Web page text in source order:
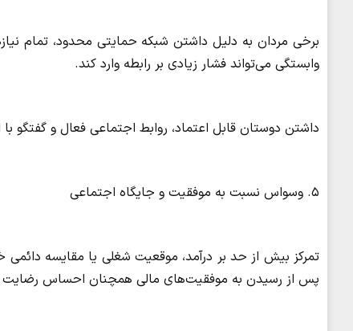
برخی مردان به دلیل داشتن شبکه حمایتی محدود، تمام
وابستگی می‌تواند فشار زیادی بر رابطه وارد کند.
داشتن دوستان قابل اعتماد، روابط اجتماعی فعال و گفتگو
۵. وسواس نسبت به موفقیت و جایگاه اجتماعی
تمرکز بیش از حد بر درآمد، موقعیت شغلی یا مقایسه دائمی
پس از رسیدن به موفقیت‌های مالی همچنان احساس